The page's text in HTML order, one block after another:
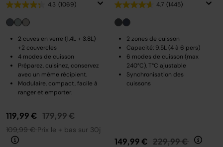
4.3 (1069)
2 cuves en verre (1.4L + 3.8L)
+2 couvercles
4 modes de cuisson
Préparez, cuisinez, conservez
avec un même récipient.
Modulaire, compact, facile à
ranger et emporter.
119,99 € Prix réduit de
179,99 €au
109,99 €Prix le + bas sur 30j
4.7 (1445)
2 zones de cuisson
Capacité: 9.5L (4 à 6 pers)
6 modes de cuisson (max
240°C), T°C ajustable
Synchronisation des
cuissons
149,99 € Prix réduit de
229,99 € au